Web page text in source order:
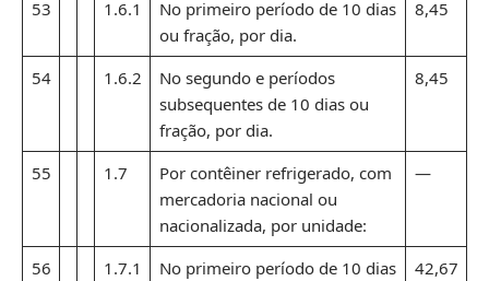
53 1.6.1
No primeiro período de 10 dias
ou fração, por dia.
8,45
54 1.6.2
No segundo e períodos
subsequentes de 10 dias ou
fração, por dia.
8,45
55 1.7
Por contêiner refrigerado, com
mercadoria nacional ou
nacionalizada, por unidade:
—
56 1.7.1
No primeiro período de 10 dias
42,67